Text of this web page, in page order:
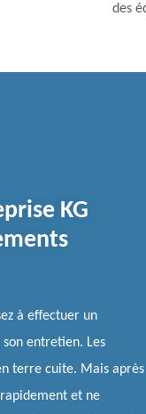
des
KG
à effectuer un
entretien. Les
terre cuite. Mais après
rapidement et ne